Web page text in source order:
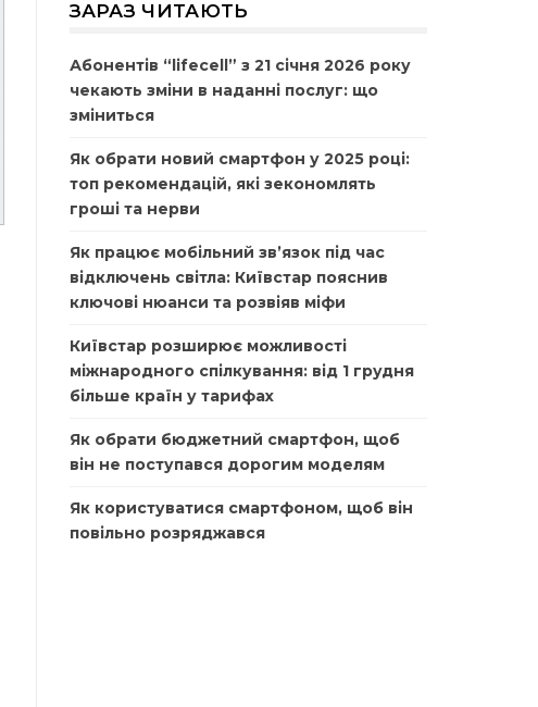
ЗАРАЗ ЧИТАЮТЬ
Абонентів “lifecell” з 21 січня 2026 року
чекають зміни в наданні послуг: що
зміниться
Як обрати новий смартфон у 2025 році:
топ рекомендацій, які зекономлять
гроші та нерви
Як працює мобільний зв’язок під час
відключень світла: Київстар пояснив
ключові нюанси та розвіяв міфи
Київстар розширює можливості
міжнародного спілкування: від 1 грудня
більше країн у тарифах
Як обрати бюджетний смартфон, щоб
він не поступався дорогим моделям
Як користуватися смартфоном, щоб він
повільно розряджався